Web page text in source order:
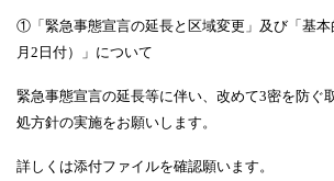
①「緊急事態宣言の延長と区域変更」及び「基本
月 2 日付）」について
緊急事態宣言の延長等に伴い、改めて3密を防ぐ
処方針の実施をお願いします。
詳しくは添付ファイルを確認願います。